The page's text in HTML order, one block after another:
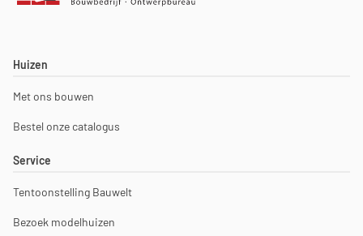
Huizen
Met ons bouwen
Bestel onze catalogus
Service
Tentoonstelling Bauwelt
Bezoek modelhuizen